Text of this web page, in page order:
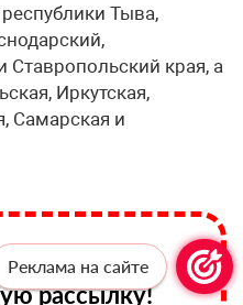
Тыва,
Ставропольский края, а
Иркутская,
Самарская и
—
рассылку!
Реклама на сайте